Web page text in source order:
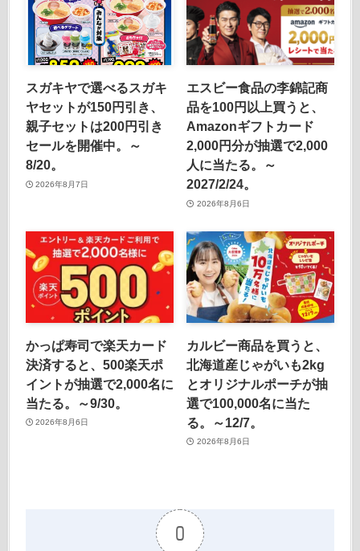
スガキヤで選べるスガキ
ヤセットが150円引き、
親子セットは200円引き
セールを開催中。～
8/20。
2026年8月7日
エスビー食品の李錦記商
品を100円以上買うと、
Amazonギフトカード
2,000円分が抽選で2,000
人に当たる。～
2027/2/24。
2026年8月6日
かっぱ寿司で楽天カード
決済すると、500楽天ポ
イントが抽選で2,000名に
当たる。～9/30。
2026年8月6日
カルビー商品を買うと、
北海道産じゃがいも2kg
とオリジナルポーチが抽
選で100,000名に当た
る。～12/7。
2026年8月6日
0